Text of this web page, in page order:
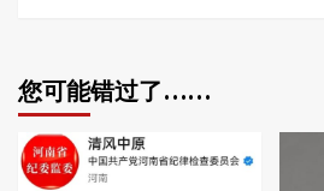
您可能错过了……